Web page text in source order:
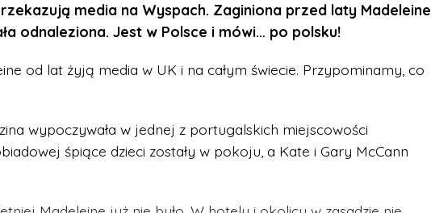
i personalne – podbudowa teoretyczna
czym są kompetencje społeczne – wyróżnia w tym
umiejętność radzenia sobie w sytuacjach:
media na Wyspach. Zaginiona przed laty Madeleine
odnaleziona. Jest w Polsce i mówi… po polsku!
od lat żyją media w UK i na całym świecie. Przypominamy, co
wypoczywała w jednej z portugalskich miejscowości
śpiące dzieci zostały w pokoju, a Kate i Gary McCann